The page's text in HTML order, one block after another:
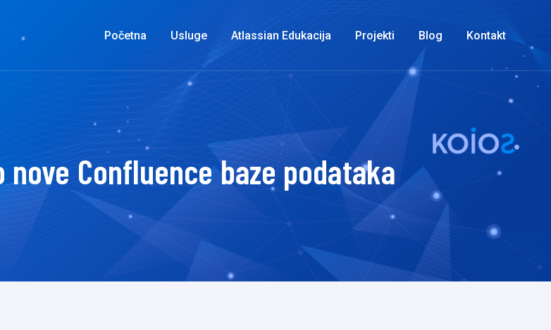
Početna Usluge Atlassian Edukacija Projekti Blog Kontakt
Confluence baze podataka